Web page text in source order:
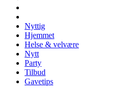
Nyttig
Hjemmet
Helse & velvære
Nytt
Party
Tilbud
Gavetips